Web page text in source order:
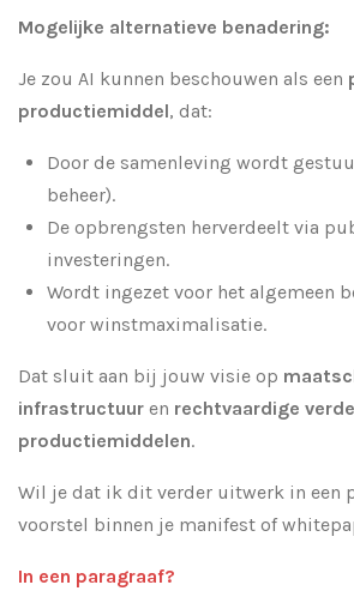
Mogelijke alternatieve benadering:
Je zou AI kunnen beschouwen als een
productiemiddel, dat:
Door de samenleving wordt
beheer).
De opbrengsten herverdeelt via
investeringen.
Wordt ingezet voor het algemeen
voor winstmaximalisatie.
Dat sluit aan bij jouw visie op
infrastructuur en rechtvaardige
productiemiddelen.
Wil je dat ik dit verder uitwerk in een
voorstel binnen je manifest of
In een paragraaf?